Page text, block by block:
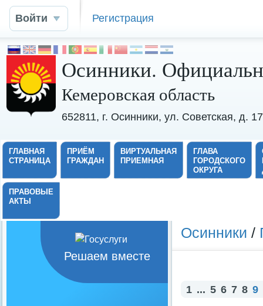
Войти Регистрация
Осинники.
Кемеровская область
652811, г. Осинники, ул. Советская, д.
ГЛАВНАЯ
СТРАНИЦА
ПРИЁМ
ГРАЖДАН
ВИРТУАЛЬНАЯ
ПРИЕМНАЯ
ГЛАВА
ГОРОДСКОГО
ОКРУГА
ПРАВОВЫЕ
АКТЫ
Осинники /
1 ... 5 6 7 8 9
Решаем вместе